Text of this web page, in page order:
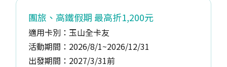
團旅、高鐵假期 最高折1,200元
適用卡別：玉山全卡友
活動期間：2026/8/1~2026/12/31
出發期間：2027/3/31前